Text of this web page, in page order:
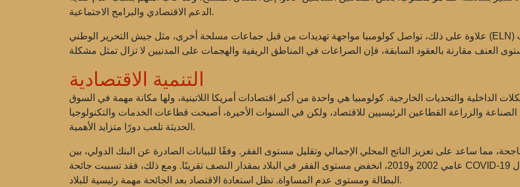
الدعم الاقتصادي والبرامج الاجتماعية.
علاوة على ذلك، تواصل كولومبيا مواجهة تهديدات من قبل جماعات مسلحة أخرى، مثل جيش التحرير الوطني (ELN)
التنمية الاقتصادية
الداخلية والتحديات الخارجية. كولومبيا هي واحدة من أكبر اقتصادات أمريكا اللاتينية، ولها مكانة مهمة في السوق
الصناعة والزراعة القطاعين الرئيسيين للاقتصاد، ولكن في السنوات الأخيرة، أصبحت قطاعات الخدمات والتكنولوجيا
الحديثة تلعب دورًا متزايد الأهمية.
اقتصادية ناجحة، مما ساعد على تعزيز الناتج المحلي الإجمالي وتقليل مستوى الفقر. وفقًا للبيانات الصادرة عن البنك الدولي، بين
عامي 2002 و2019، انخفض مستوى الفقر في البلاد بمقدار النصف تقريبًا. ومع ذلك، فقد تسببت جائحة COVID-19 في ضرب الاقتصاد الكولومبي بشدة، مما زاد من معدل
البطالة ومستوى عدم المساواة. تظل استعادة الاقتصاد بعد الجائحة مهمة رئيسية للبلاد.